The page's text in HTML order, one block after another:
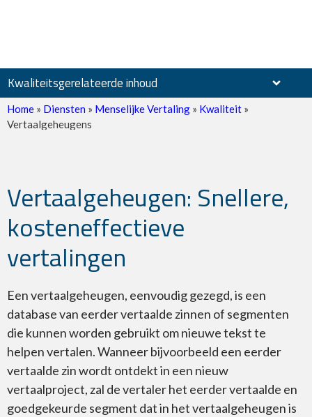
Kwaliteitsgerelateerde inhoud
Home » Diensten » Menselijke Vertaling » Kwaliteit »
Vertaalgeheugens
Vertaalgeheugen: Snellere,
kosteneffectieve
vertalingen
Een vertaalgeheugen, eenvoudig gezegd, is een
database van eerder vertaalde zinnen of segmenten
die kunnen worden gebruikt om nieuwe tekst te
helpen vertalen. Wanneer bijvoorbeeld een eerder
vertaalde zin wordt ontdekt in een nieuw
vertaalproject, zal de vertaler het eerder vertaalde en
goedgekeurde segment dat in het vertaalgeheugen is